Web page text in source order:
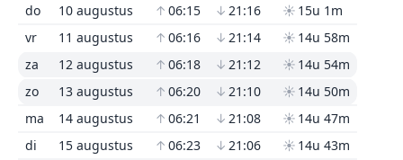
do
10 augustus ↑ 06:15 ↓ 21:16 ☀ 15u 1m
vr
11 augustus ↑ 06:16 ↓ 21:14 ☀ 14u 58m
za
12 augustus ↑ 06:18 ↓ 21:12 ☀ 14u 54m
zo
13 augustus ↑ 06:20 ↓ 21:10 ☀ 14u 50m
ma
14 augustus ↑ 06:21 ↓ 21:08 ☀ 14u 47m
di
15 augustus ↑ 06:23 ↓ 21:06 ☀ 14u 43m